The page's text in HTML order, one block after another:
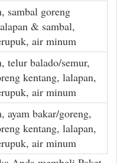
sambal goreng
& sambal,
air minum
telur balado/semur,
kentang, lalapan,
air minum
ayam bakar/goreng,
kentang, lalapan,
air minum